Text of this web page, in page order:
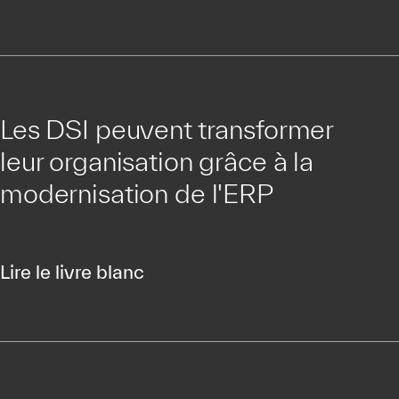
Les DSI peuvent transformer
leur organisation grâce à la
modernisation de l'ERP
Lire le livre blanc